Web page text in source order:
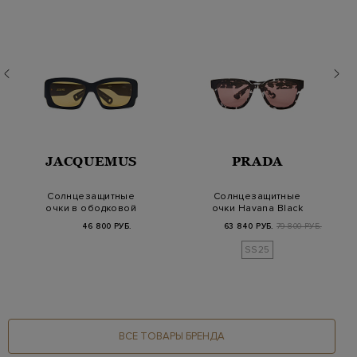
JACQUEMUS
Солнцезащитные
очки в ободковой
матовой оправе
46 800 РУБ.
PRADA
Солнцезащитные
очки Havana Black
Crystal в квадратной…
63 840 РУБ. 79 800 РУБ.
SS25
ВСЕ ТОВАРЫ БРЕНДА